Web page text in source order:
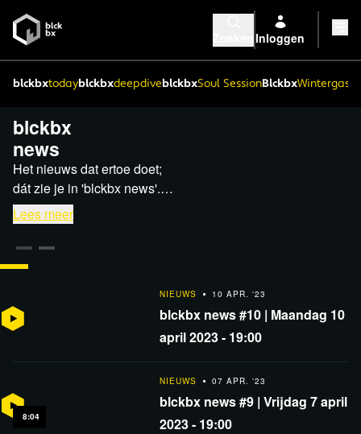
Inloggen
blckbxtodayblckbxdeepdiveblckbxSoul SessionBlckbx
blckbx
news
Het nieuws dat ertoe doet;
dát zie je in 'blckbx news'.
Drie keer per week,
voorafgaand aan blckbx
today, krijg je het
belangrijkste nieuws van de
kort en overzichtelijk
nieuwsblok. Kijk blckbx news
Lees meer
blckbx news #11 | Woensdag 12 april 2023 - 19:00
NIEUWS 10 APR. '23
blckbx news #10 | Maandag 10
april 2023 - 19:00
8:04
NIEUWS 07 APR. '23
blckbx news #9 | Vrijdag 7 april
2023 - 19:00